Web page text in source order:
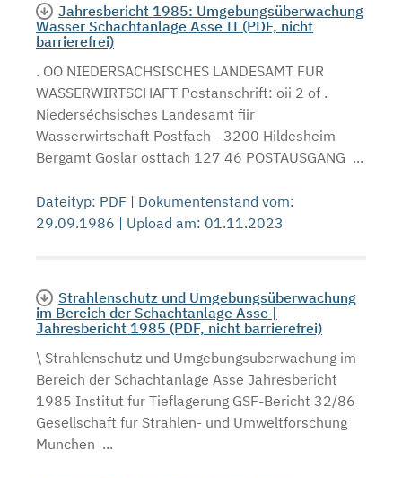
Jahresbericht 1985: Umgebungsüberwachung
Wasser Schachtanlage Asse II (PDF, nicht
barrierefrei)
. OO NIEDERSACHSISCHES LANDESAMT FUR
WASSERWIRTSCHAFT Postanschrift: oii 2 of .
Niederséchsisches Landesamt fiir
Wasserwirtschaft Postfach - 3200 Hildesheim
Bergamt Goslar osttach 127 46 POSTAUSGANG ...
Dateityp: PDF | Dokumentenstand vom:
29.09.1986 | Upload am: 01.11.2023
Strahlenschutz und Umgebungsüberwachung
im Bereich der Schachtanlage Asse |
Jahresbericht 1985 (PDF, nicht barrierefrei)
\ Strahlenschutz und Umgebungsuberwachung im
Bereich der Schachtanlage Asse Jahresbericht
1985 Institut fur Tieflagerung GSF-Bericht 32/86
Gesellschaft fur Strahlen- und Umweltforschung
Munchen ...